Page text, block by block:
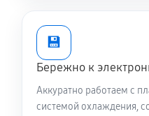
💾
Бережно к
Аккуратно работаем с
системой охлаждения,